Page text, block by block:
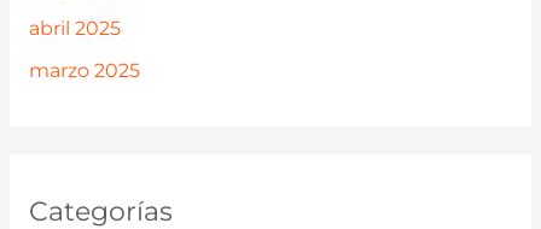
abril 2025
marzo 2025
Categorías